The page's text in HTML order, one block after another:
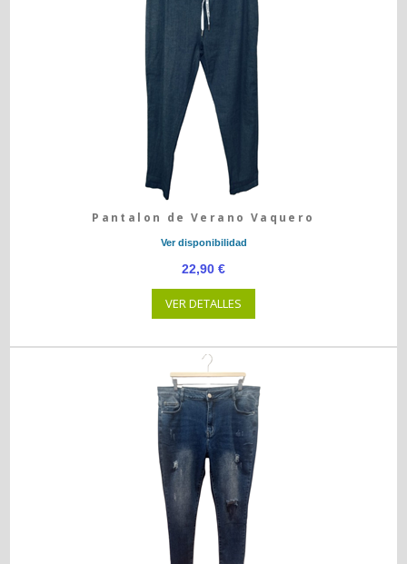
Pantalon de Verano Vaquero
Ver disponibilidad
22,90 €
VER DETALLES